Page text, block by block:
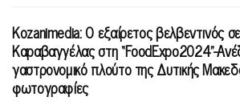
Κοzanimedia: Ο εξαίρετος βελβεντινός
Καραβαγγέλας στη “FoodExpo2024”-
γαστρονομικό πλούτο της Δυτικής
φωτογραφίες